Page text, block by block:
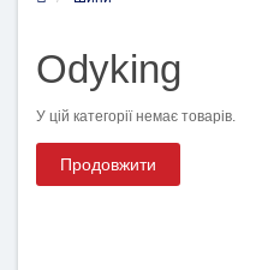
Odyking
У цій категорії немає товарів.
Продовжити